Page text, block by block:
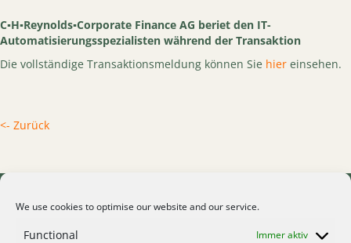
We use cookies to optimise our website and our service.
Functional Immer aktiv
C▪H▪Reynolds▪Corporate Finance AG beriet den IT-
Automatisierungsspezialisten während der Transaktion
Die vollständige Transaktionsmeldung können Sie hier einsehen.
<- Zurück